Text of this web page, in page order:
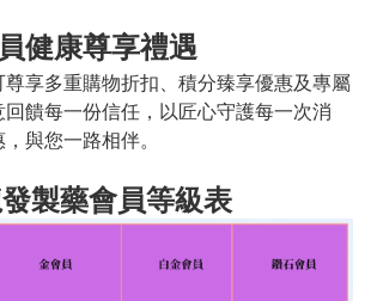
健康尊享禮遇
享多重購物折扣、積分臻享優惠及專屬
饋每一份信任，以匠心守護每一次消
與您一路相伴。
製藥會員等級表